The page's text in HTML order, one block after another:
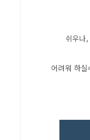
쉬우나
어려워 하